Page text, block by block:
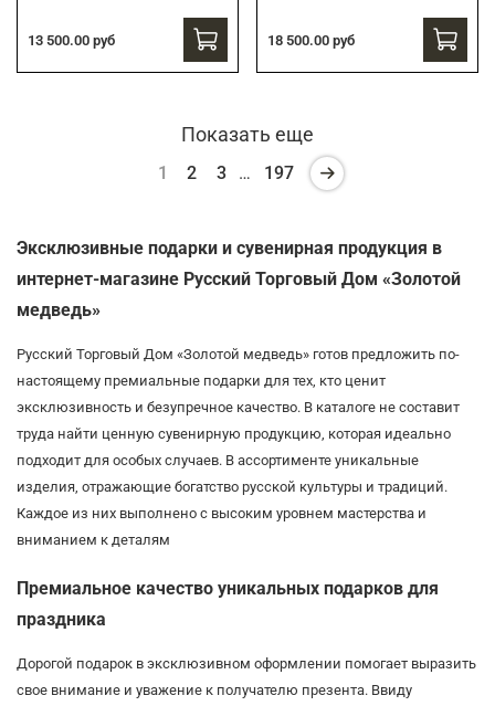
13 500.00 руб 18 500.00 руб
Показать еще
1 2 3 … 197
Эксклюзивные подарки и сувенирная продукция в
интернет-магазине Русский Торговый Дом «Золотой
медведь»
Русский Торговый Дом «Золотой медведь» готов предложить по-
настоящему премиальные подарки для тех, кто ценит
эксклюзивность и безупречное качество. В каталоге не составит
труда найти ценную сувенирную продукцию, которая идеально
подходит для особых случаев. В ассортименте уникальные
изделия, отражающие богатство русской культуры и традиций.
Каждое из них выполнено с высоким уровнем мастерства и
вниманием к деталям
Премиальное качество уникальных подарков для
праздника
Дорогой подарок в эксклюзивном оформлении помогает выразить
свое внимание и уважение к получателю презента. Ввиду